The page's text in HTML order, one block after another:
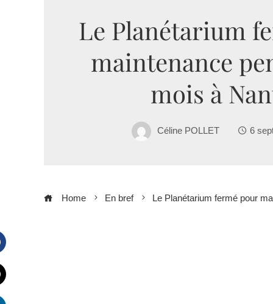
Le Planétarium
maintenance
mois à
Céline POLLET 6
Home En bref Le Planétarium fermé pour